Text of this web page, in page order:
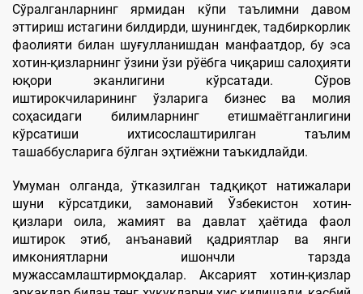
Сўралганларнинг ярмидан кўпи таълимни давом
эттириш истагини билдирди, шунингдек, тадбиркорлик
фаолияти билан шуғулланишдан манфаатдор, бу эса
хотин-қизларнинг ўзини ўзи рўёбга чиқариш салоҳияти
юқори эканлигини кўрсатади. Сўров
иштирокчиларининг ўзларига бизнес ва молия
соҳасидаги билимларнинг етишмаётганлигини
кўрсатиши ихтисослаштирилган таълим
ташаббусларига бўлган эҳтиёжни таъкидлайди.
Умуман олганда, ўтказилган тадқиқот натижалари
шуни кўрсатдики, замонавий Ўзбекистон хотин-
қизлари оила, жамият ва давлат ҳаётида фаол
иштирок этиб, анъанавий қадриятлар ва янги
имкониятларни ишончли тарзда
мужассамлаштирмоқдалар. Аксарият хотин-қизлар